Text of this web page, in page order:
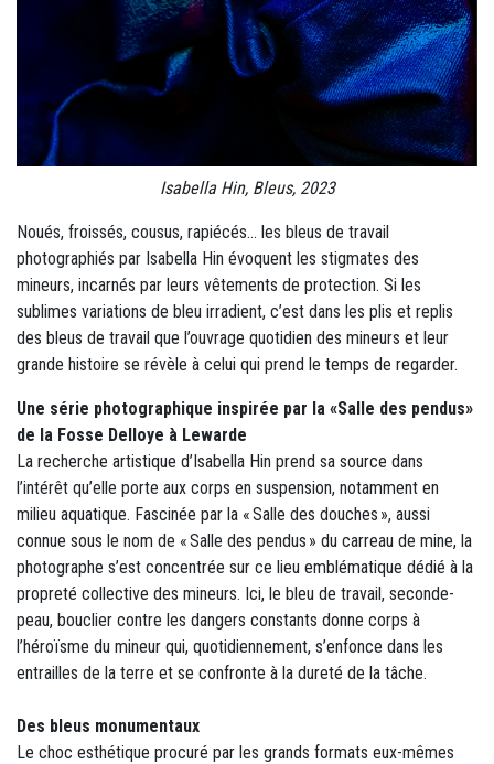
Isabella Hin, Bleus, 2023
Noués, froissés, cousus, rapiécés… les bleus de travail
photographiés par Isabella Hin évoquent les stigmates des
mineurs, incarnés par leurs vêtements de protection. Si les
sublimes variations de bleu irradient, c’est dans les plis et replis
des bleus de travail que l’ouvrage quotidien des mineurs et leur
grande histoire se révèle à celui qui prend le temps de regarder.
Une série photographique inspirée par la «Salle des pendus»
de la Fosse Delloye à Lewarde
La recherche artistique d’Isabella Hin prend sa source dans
l’intérêt qu’elle porte aux corps en suspension, notamment en
milieu aquatique. Fascinée par la « Salle des douches », aussi
connue sous le nom de « Salle des pendus » du carreau de mine, la
photographe s’est concentrée sur ce lieu emblématique dédié à la
propreté collective des mineurs. Ici, le bleu de travail, seconde-
peau, bouclier contre les dangers constants donne corps à
l’héroïsme du mineur qui, quotidiennement, s’enfonce dans les
entrailles de la terre et se confronte à la dureté de la tâche.
Des bleus monumentaux
Le choc esthétique procuré par les grands formats eux-mêmes